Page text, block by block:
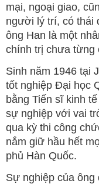
mại, ngoại giao,
người lý trí, có thái
ông Han là một
chính trị chưa từng
Sinh năm 1946 tại
tốt nghiệp Đại học
bằng Tiến sĩ kinh
sự nghiệp với vai
qua kỳ thi công
nắm giữ hầu hết
phủ Hàn Quốc.
Sự nghiệp của